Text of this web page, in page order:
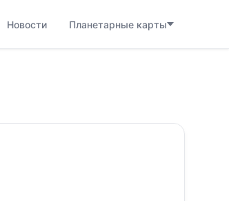
Новости Планетарные карты